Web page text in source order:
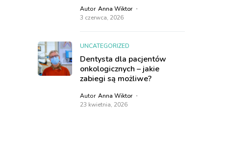
Autor Anna Wiktor
3 czerwca, 2026
UNCATEGORIZED
Dentysta dla pacjentów
onkologicznych – jakie
zabiegi są możliwe?
Autor Anna Wiktor
23 kwietnia, 2026